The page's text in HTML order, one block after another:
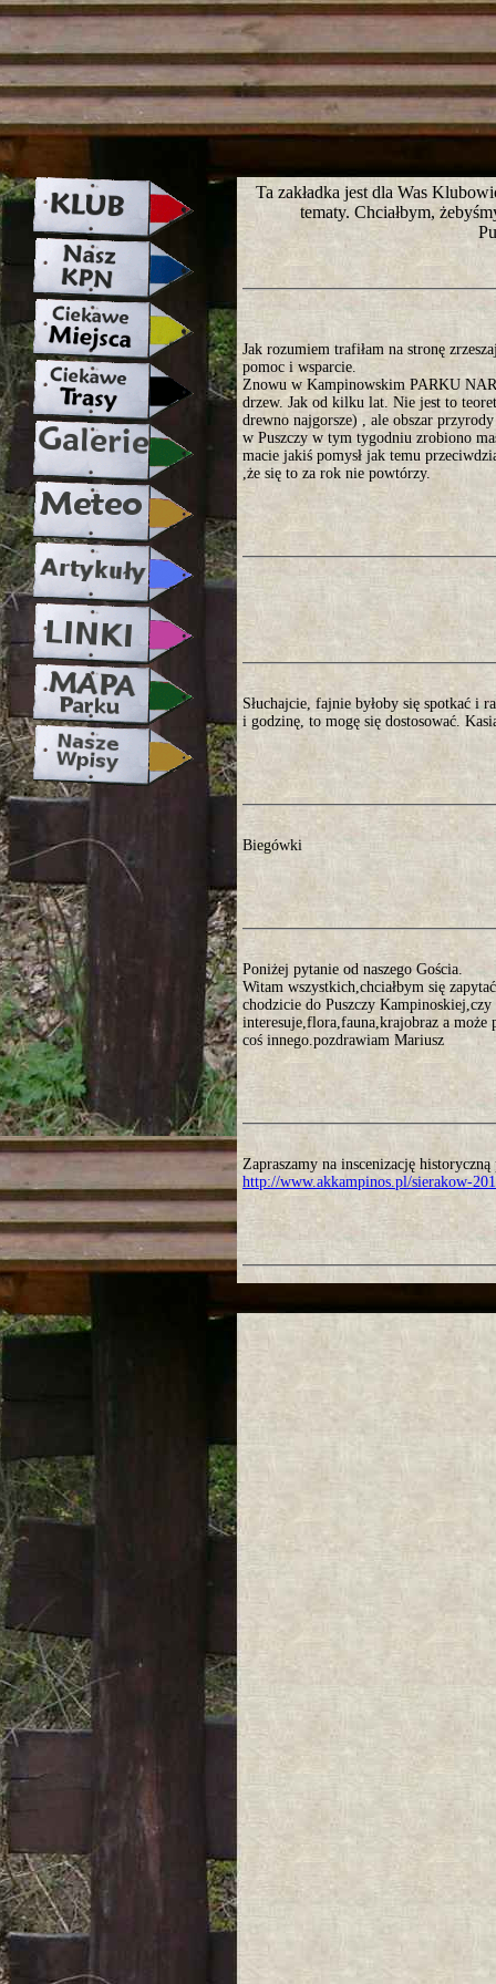
strona w naprawie zapraszamy
Ta zakładka jest dla Was
tematy. Chciałbym,
Jak rozumiem trafiłam na stronę
pomoc i wsparcie.
Znowu w Kampinowskim PARKU
drzew. Jak od kilku lat. Nie jest to
drewno najgorsze) , ale obszar
w Puszczy w tym tygodniu zrobiono
macie jakiś pomysł jak temu
,że się to za rok nie powtórzy.
Słuchajcie, fajnie byłoby się spotkać i
i godzinę, to mogę się dostosować.
Biegówki
Poniżej pytanie od naszego Gościa.
Witam wszystkich,chciałbym się
chodzicie do Puszczy Kampinoskiej,czy
interesuje,flora,fauna,krajobraz a może
coś innego.pozdrawiam Mariusz
Zapraszamy na inscenizację
http://www.akkampinos.pl/sierakow-